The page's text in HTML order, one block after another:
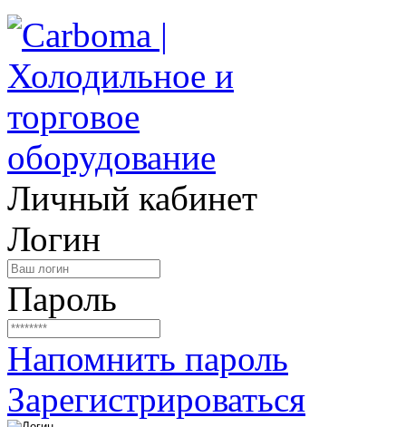
Личный кабинет
Логин
Пароль
Напомнить пароль
Зарегистрироваться